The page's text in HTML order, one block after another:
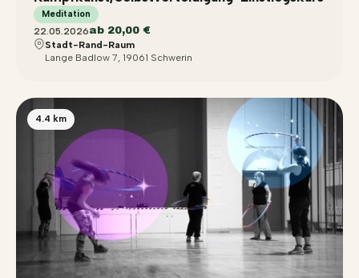
Meditation
22.05.2026ab 20,00 €
Stadt-Rand-Raum
Lange Badlow 7, 19061 Schwerin
4.4 km